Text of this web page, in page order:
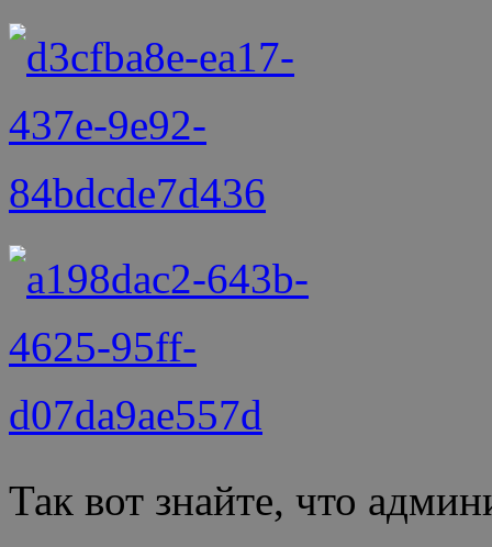
Так вот знайте, что